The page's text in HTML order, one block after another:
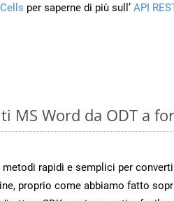
per saperne di più sull’ API
MS Word da ODT a
rapidi e semplici per
proprio come abbiamo fatto